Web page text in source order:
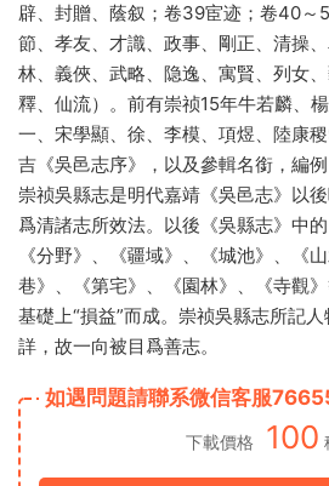
辟、封贈、蔭叙；卷39宦迹；卷40～
節、孝友、才識、政事、剛正、清操
林、義俠、武略、隐逸、寓賢、列女
釋、仙流）。前有崇祯15年牛若麟、
一、宋學顯、徐、李模、項煜、陸康
吉《吳邑志序》，以及參輯名銜，編
崇祯吳縣志是明代嘉靖《吳邑志》以
爲清諸志所效法。以後《吳縣志》中的
《分野》、《疆域》、《城池》、《
巷》、《第宅》、《園林》、《寺觀
基礎上“損益”而成。崇祯吳縣志所記
詳，故一向被目爲善志。
如遇問題請聯系微信客服
下載價格 100